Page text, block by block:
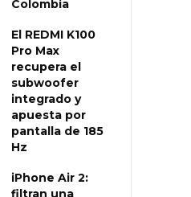
Colombia
El REDMI K100
Pro Max
recupera el
subwoofer
integrado y
apuesta por
pantalla de 185
Hz
iPhone Air 2:
filtran una